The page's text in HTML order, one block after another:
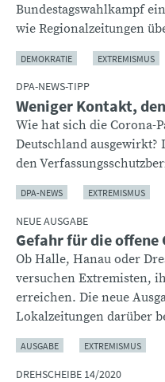
Bundestagswahlkampf
wie Regionalzeitungen
DEMOKRATIE EXTREMISMUS
DPA-NEWS-TIPP
Weniger Kontakt,
Wie hat sich die Corona-
Deutschland
den
DPA-NEWS EXTREMISMUS
NEUE AUSGABE
Gefahr für die offene
Ob Halle, Hanau oder
versuchen Extremisten,
erreichen. Die neue
Lokalzeitungen darüber
AUSGABE EXTREMISMUS
DREHSCHEIBE 14/2020